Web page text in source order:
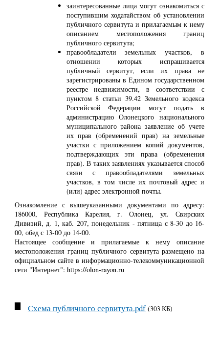
заинтересованные лица могут ознакомиться с
поступившим ходатайством об установлении
публичного сервитута и прилагаемым к нему
описанием местоположения границ
публичного сервитута;
правообладатели земельных участков, в
отношении которых испрашивается
публичный сервитут, если их права не
зарегистрированы в Едином государственном
реестре недвижимости, в соответствии с
пунктом 8 статьи 39.42 Земельного кодекса
Российской Федерации могут подать в
администрацию Олонецкого национального
муниципального района заявление об учете
их прав (обременений прав) на земельные
участки с приложением копий документов,
подтверждающих эти права (обременения
прав). В таких заявлениях указывается способ
связи с правообладателями земельных
участков, в том числе их почтовый адрес и
(или) адрес электронной почты.
Ознакомление с вышеуказанными документами по адресу:
186000, Республика Карелия, г. Олонец, ул. Свирских
Дивизий, д. 1, каб. 207, понедельник - пятница с 8-30 до 16-
00, обед с 13-00 до 14-00.
Настоящее сообщение и прилагаемые к нему описание
местоположения границ публичного сервитута размещено на
официальном сайте в информационно-телекоммуникационной
сети "Интернет": https://olon-rayon.ru
Схема публичного сервитута.pdf (303 КБ)